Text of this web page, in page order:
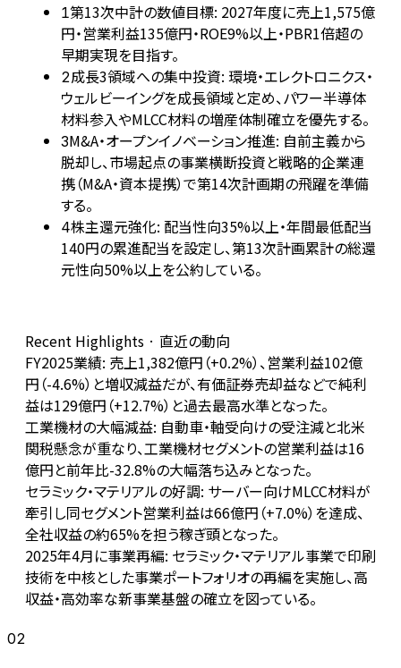
1第13次中計の数値目標: 2027年度に売上1,575億
円・営業利益135億円・ROE9%以上・PBR1倍超の
早期実現を目指す。
2成長3領域への集中投資: 環境・エレクトロニクス・
ウェルビーイングを成長領域と定め、パワー半導体
材料参入やMLCC材料の増産体制確立を優先する。
3M&A・オープンイノベーション推進: 自前主義から
脱却し、市場起点の事業横断投資と戦略的企業連
携（M&A・資本提携）で第14次計画期の飛躍を準備
する。
4株主還元強化: 配当性向35%以上・年間最低配当
140円の累進配当を設定し、第13次計画累計の総還
元性向50%以上を公約している。
Recent Highlights · 直近の動向
FY2025業績: 売上1,382億円（+0.2%）、営業利益102億
円（-4.6%）と増収減益だが、有価証券売却益などで純利
益は129億円（+12.7%）と過去最高水準となった。
工業機材の大幅減益: 自動車・軸受向けの受注減と北米
関税懸念が重なり、工業機材セグメントの営業利益は16
億円と前年比-32.8%の大幅落ち込みとなった。
セラミック・マテリアルの好調: サーバー向けMLCC材料が
牽引し同セグメント営業利益は66億円（+7.0%）を達成、
全社収益の約65%を担う稼ぎ頭となった。
2025年4月に事業再編: セラミック・マテリアル事業で印刷
技術を中核とした事業ポートフォリオの再編を実施し、高
収益・高効率な新事業基盤の確立を図っている。
02